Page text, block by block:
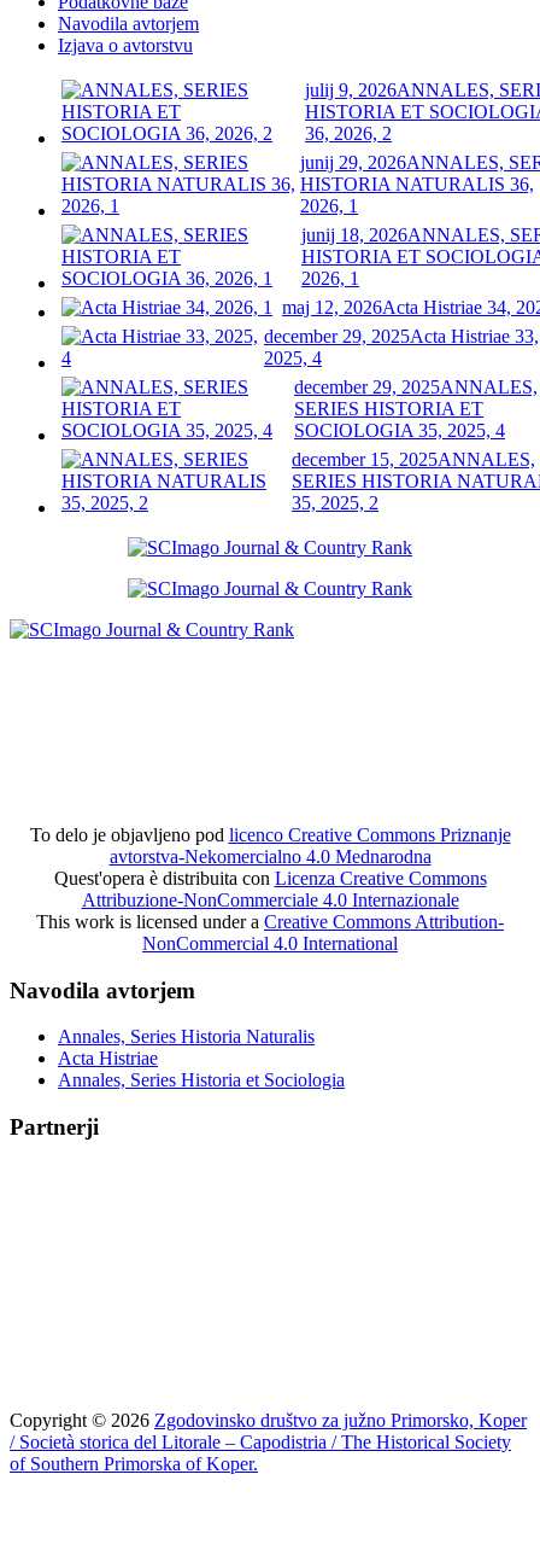
Navodila avtorjem
Izjava o avtorstvu
julij 9, 2026ANNALES,
HISTORIA ET
36, 2026, 2
junij 29, 2026ANNALES,
HISTORIA NATURALIS 36,
2026, 1
junij 18, 2026ANNALES,
HISTORIA ET
2026, 1
maj 12, 2026Acta Histriae 34,
december 29, 2025Acta Histriae 33,
2025, 4
december 29, 2025ANNALES,
SERIES HISTORIA ET
SOCIOLOGIA 35, 2025, 4
december 15, 2025ANNALES,
SERIES HISTORIA
35, 2025, 2
To delo je objavljeno pod licenco Creative Commons Priznanje
avtorstva-Nekomercialno 4.0 Mednarodna
Quest'opera è distribuita con Licenza Creative Commons
Attribuzione-NonCommerciale 4.0 Internazionale
This work is licensed under a Creative Commons Attribution-
NonCommercial 4.0 International
Navodila avtorjem
Annales, Series Historia Naturalis
Acta Histriae
Annales, Series Historia et Sociologia
Partnerji
Copyright © 2026 Zgodovinsko društvo za južno Primorsko, Koper
/ Società storica del Litorale – Capodistria / The Historical Society
of Southern Primorska of Koper.